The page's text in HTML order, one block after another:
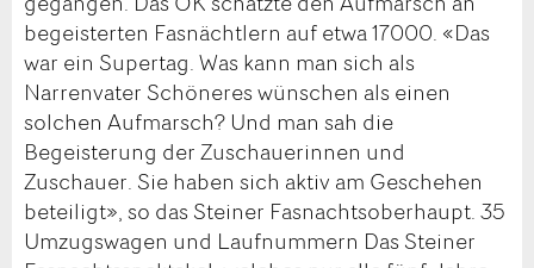
begeisterten Fasnächtlern auf etwa 17000. «Das
war ein Supertag. Was kann man sich als
Narrenvater Schöneres wünschen als einen
solchen Aufmarsch? Und man sah die
Begeisterung der Zuschauerinnen und
Zuschauer. Sie haben sich aktiv am Geschehen
beteiligt», so das Steiner Fasnachtsoberhaupt. 35
Umzugswagen und Laufnummern Das Steiner